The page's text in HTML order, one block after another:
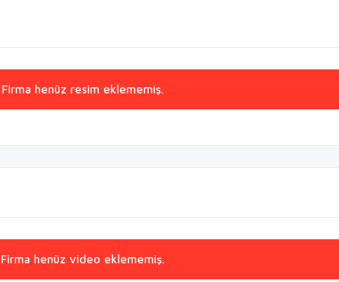
Firma henüz resim eklememiş.
Firma henüz video eklememiş.